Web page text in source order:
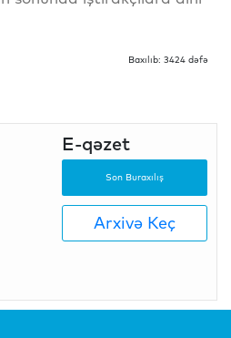
Baxılıb: 3424 dəfə
E-qəzet
Son Buraxılış
Arxivə Keç